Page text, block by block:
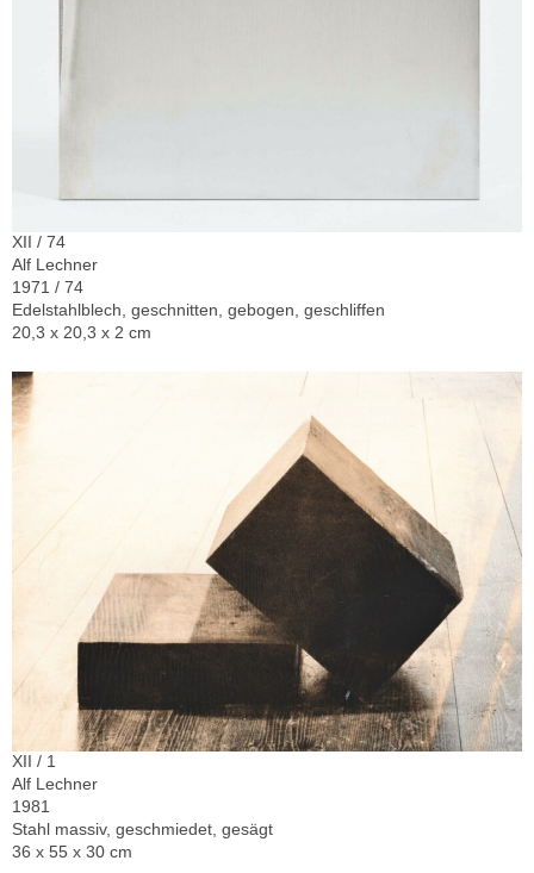
XII / 74
Alf Lechner
1971 / 74
Edelstahlblech, geschnitten, gebogen, geschliffen
20,3 x 20,3 x 2 cm
XII / 1
Alf Lechner
1981
Stahl massiv, geschmiedet, gesägt
36 x 55 x 30 cm